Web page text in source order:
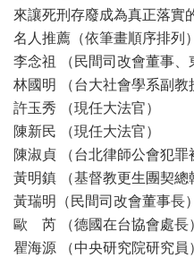
來讓死刑存廢成為真正落實
名人推薦（依筆畫順序排列）
李念祖 （民間司改會董事、
林國明 （台大社會學系副教
許玉秀 （現任大法官）
陳新民 （現任大法官）
陳淑貞 （台北律師公會犯罪
黃明鎮 （基督教更生團契總
黃瑞明（民間司改會董事長）
歐 芮 （德國在台協會處長
瞿海源 （中央研究院研究員